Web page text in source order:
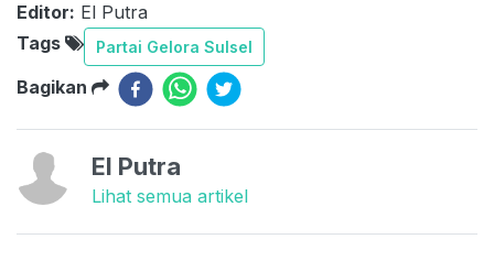
Editor: El Putra
Tags
Partai Gelora Sulsel
Bagikan
El Putra
Lihat semua artikel